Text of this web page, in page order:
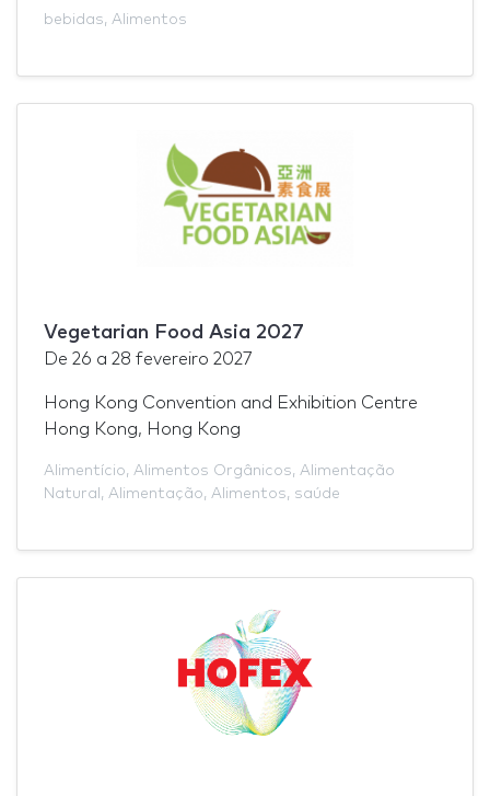
bebidas, Alimentos
Vegetarian Food Asia 2027
De 26 a 28 fevereiro 2027
Hong Kong Convention and Exhibition Centre
Hong Kong, Hong Kong
Alimentício, Alimentos Orgânicos, Alimentação
Natural , Alimentação, Alimentos, saúde